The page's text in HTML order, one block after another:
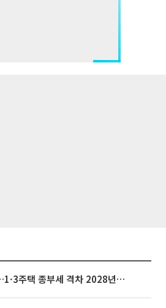
종부세 개편에도…1·3주택 종부세 격차 2028년부터 확대